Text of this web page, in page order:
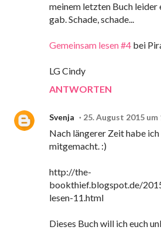
meinem letzten Buch leider
gab. Schade, schade...
Gemeinsam lesen #4 bei
LG Cindy
ANTWORTEN
Svenja 25. August 2015 um
Nach längerer Zeit habe
mitgemacht. :)
http://the-
bookthief.blogspot.de/
lesen-11.html
Dieses Buch will ich euch